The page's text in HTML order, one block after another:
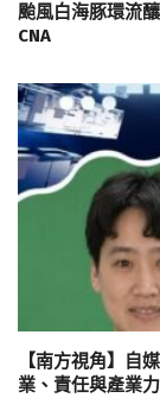
颱風白海豚環流
CNA
【南方視角】自
業、責任與產業